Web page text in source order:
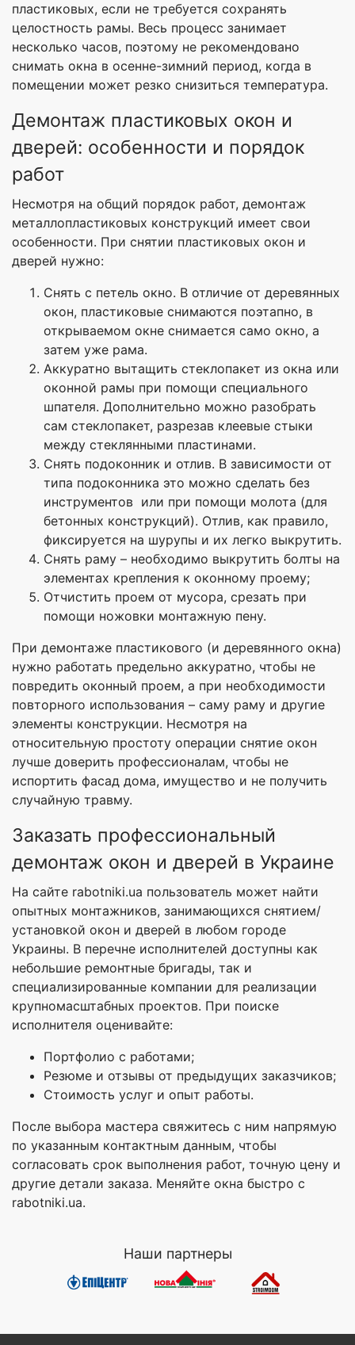
пластиковых, если не требуется сохранять
целостность рамы. Весь процесс занимает
несколько часов, поэтому не рекомендовано
снимать окна в осенне-зимний период, когда в
помещении может резко снизиться температура.
Демонтаж пластиковых окон и
дверей: особенности и порядок
работ
Несмотря на общий порядок работ, демонтаж
металлопластиковых конструкций имеет свои
особенности. При снятии пластиковых окон и
дверей нужно:
Снять с петель окно. В отличие от деревянных
окон, пластиковые снимаются поэтапно, в
открываемом окне снимается само окно, а
затем уже рама.
Аккуратно вытащить стеклопакет из окна или
оконной рамы при помощи специального
шпателя. Дополнительно можно разобрать
сам стеклопакет, разрезав клеевые стыки
между стеклянными пластинами.
Снять подоконник и отлив. В зависимости от
типа подоконника это можно сделать без
инструментов или при помощи молота (для
бетонных конструкций). Отлив, как правило,
фиксируется на шурупы и их легко выкрутить.
Снять раму – необходимо выкрутить болты на
элементах крепления к оконному проему;
Отчистить проем от мусора, срезать при
помощи ножовки монтажную пену.
При демонтаже пластикового (и деревянного окна)
нужно работать предельно аккуратно, чтобы не
повредить оконный проем, а при необходимости
повторного использования – саму раму и другие
элементы конструкции. Несмотря на
относительную простоту операции снятие окон
лучше доверить профессионалам, чтобы не
испортить фасад дома, имущество и не получить
случайную травму.
Заказать профессиональный
демонтаж окон и дверей в Украине
На сайте rabotniki.ua пользователь может найти
опытных монтажников, занимающихся снятием/
установкой окон и дверей в любом городе
Украины. В перечне исполнителей доступны как
небольшие ремонтные бригады, так и
специализированные компании для реализации
крупномасштабных проектов. При поиске
исполнителя оценивайте:
Портфолио с работами;
Резюме и отзывы от предыдущих заказчиков;
Стоимость услуг и опыт работы.
После выбора мастера свяжитесь с ним напрямую
по указанным контактным данным, чтобы
согласовать срок выполнения работ, точную цену и
другие детали заказа. Меняйте окна быстро с
rabotniki.ua.
Наши партнеры